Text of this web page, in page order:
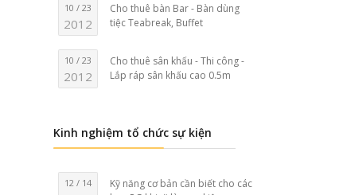
10 / 23
2012
Cho thuê bàn Bar - Bàn dùng
tiệc Teabreak, Buffet
10 / 23
2012
Cho thuê sân khấu - Thi công -
Lắp ráp sân khấu cao 0.5m
Kinh nghiệm tổ chức sự kiện
12 / 14
Kỹ năng cơ bản cần biết cho các